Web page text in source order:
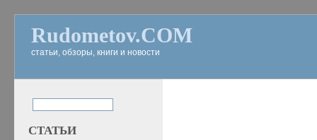
Rudometov.COM
статьи, обзоры, книги и новости
СТАТЬИ